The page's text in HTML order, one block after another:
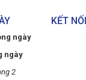
ngày
ngày
2
KẾT